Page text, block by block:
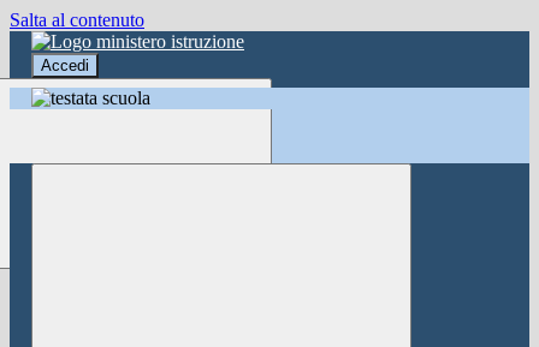
Salta al contenuto
Accedi
Accedi
button close ×